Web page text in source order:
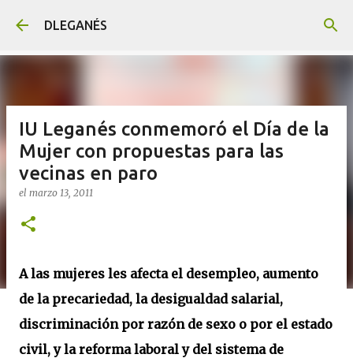
DLEGANÉS
IU Leganés conmemoró el Día de la
Mujer con propuestas para las
vecinas en paro
el marzo 13, 2011
A las mujeres les afecta el desempleo, aumento
de la precariedad, la desigualdad salarial,
discriminación por razón de sexo o por el estado
civil, y la reforma laboral y del sistema de